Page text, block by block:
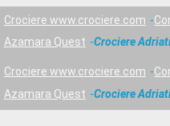
Crociere www.crociere.com
Azamara Quest
Crociere
Crociere www.crociere.com
Azamara Quest
Crociere